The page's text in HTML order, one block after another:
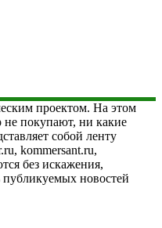
проектом. На этом
не покупают, ни какие
собой ленту
kommersant.ru,
без искажения,
публикуемых новостей